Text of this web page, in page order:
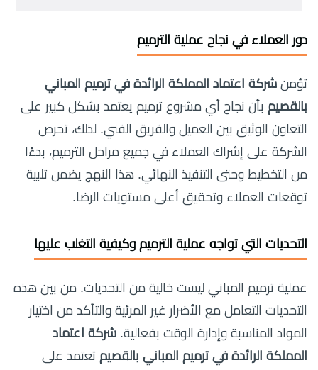
دور العملاء في نجاح عملية الترميم
تؤمن شركة اعتماد المملكة الرائدة في ترميم المباني
بالقصيم بأن نجاح أي مشروع ترميم يعتمد بشكل كبير على
التعاون الوثيق بين العميل والفريق الفني. لذلك، تحرص
الشركة على إشراك العملاء في جميع مراحل الترميم، بدءًا
من التخطيط وحتى التنفيذ النهائي. هذا النهج يضمن تلبية
توقعات العملاء وتحقيق أعلى مستويات الرضا.
التحديات التي تواجه عملية الترميم وكيفية التغلب عليها
عملية ترميم المباني ليست خالية من التحديات. من بين هذه
التحديات التعامل مع الأضرار غير المرئية والتأكد من اختيار
المواد المناسبة وإدارة الوقت بفعالية. شركة اعتماد
المملكة الرائدة في ترميم المباني بالقصيم تعتمد على